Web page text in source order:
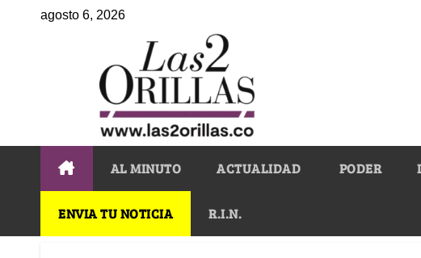
agosto 6, 2026
AL MINUTO ACTUALIDAD PODER
ENVIA TU NOTICIA R.I.N.